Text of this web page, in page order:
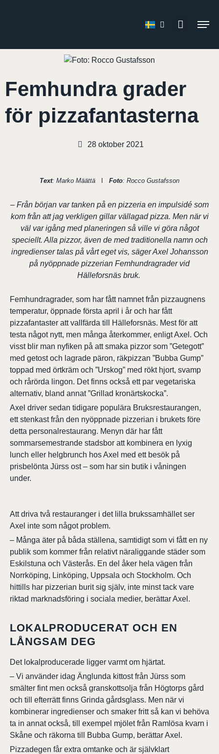
Femhundra grader
för pizzafantasterna
28 oktober 2021
Text: Marko Määttä Foto: Rocco Gustafsson
– Från början var tanken på en pizzeria en impulsidé som
kom från att jag verkligen gillar vällagad pizza. Men när vi
väl var igång med planeringen så ville vi göra något
speciellt. Alla pizzor, även de med traditionella namn och
ingredienser talas på vårt eget vis, säger Axel Johansson
på nyöppnade pizzerian Femhundragrader vid
Hälleforsnäs bruk.
Femhundragrader, som har fått namnet från pizzaugnens
temperatur, öppnade första april i år och har fått
pizzafantaster att vallfärda till Hälleforsnäs. Mest för att
testa något nytt, men många återkommer, enligt Axel. Och
visst blir man nyfiken på att smaka pizzor som ”Getegott”
med getost och lagrade päron, räkpizzan ”Bubba Gump”
toppad med örtkräm och ”Urskog” med rökt hjort, svamp
och rårörda lingon. Det finns också ett par vegetariska
alternativ, bland annat ”Grillad kronärtskocka”.
Axel driver sedan tidigare populära Bruksrestaurangen,
ett stenkast från den nyöppnade pizzerian i brukets före
detta personalrestaurang. Menyn där har fått
sommarsemestrande stadsbor att kombinera en lyxig
lunch eller helgbrunch hos Axel med ett besök på
prisbelönta Jürss ost – som har sin butik i våningen
under.
Att driva två restauranger i det lilla brukssamhället ser
Axel inte som något problem.
– Många äter på båda ställena, samtidigt som vi fått en ny
publik som kommer från relativt näraliggande städer som
Eskilstuna och Västerås. En del åker hela vägen från
Norrköping, Linköping, Uppsala och Stockholm. Och
hittills har pizzerian burit sig själv, inte minst tack vare
riktad marknadsföring i sociala medier, berättar Axel.
LOKALPRODUCERAT OCH EN
LÅNGSAM DEG
Det lokalproducerade ligger varmt om hjärtat.
– Vi använder idag Änglunda kittost från Jürss som
smälter fint men också granskottsolja från Högtorps gård
och till efterrätt finns Grinda gårdsglass. Men när vi
kombinerar ingredienser och smaker fritt så kan vi behöva
ta in annat också, till exempel mjölet från Ramlösa kvarn i
Skåne och räkorna till Bubba Gump, berättar Axel.
Pizzadegen får extra omtanke och är självklart